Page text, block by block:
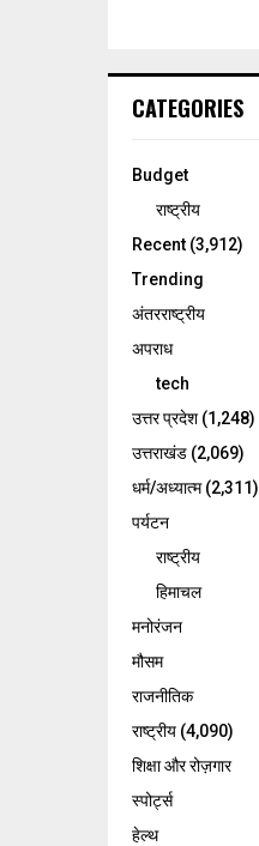
CATEGORIES
Budget
राष्ट्रीय
Recent (3,912)
Trending
अंतरराष्ट्रीय
अपराध
tech
उत्तर प्रदेश(1,248)
उत्तराखंड (2,069)
धर्म/अध्यात्म(2,311)
पर्यटन
राष्ट्रीय
हिमाचल
मनोरंजन
मौसम
राजनीतिक
राष्ट्रीय (4,090)
शिक्षा और रोज़गार
स्पोर्ट्स
हेल्थ